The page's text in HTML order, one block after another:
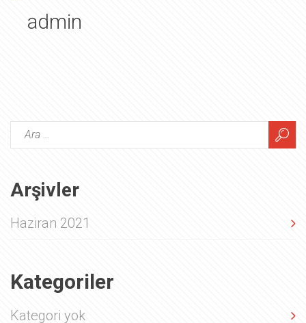
admin
Arşivler
Haziran 2021
Kategoriler
Kategori yok